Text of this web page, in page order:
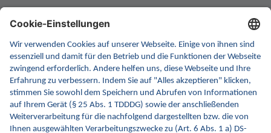
INA ist die nationale Wissensplattform für Interoperabilität.
Gesundheitswesen werden. Dafür erweitern wir
kontinuierlich die Inhalte und Funktionen von INA.
Kontakt
Kontaktformular